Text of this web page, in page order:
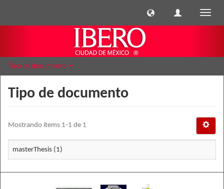
Tipo de documento
Tipo de documento
Mostrando ítems 1-1 de 1
masterThesis (1)